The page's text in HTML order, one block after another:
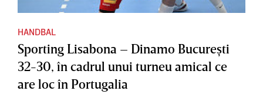
HANDBAL
Sporting Lisabona – Dinamo Bucureşti
32-30, în cadrul unui turneu amical ce
are loc în Portugalia